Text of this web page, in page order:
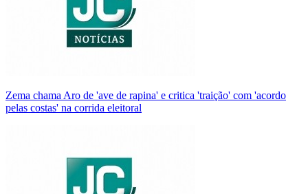
Zema chama Aro de 'ave de rapina' e critica 'traição' com 'acordo
pelas costas' na corrida eleitoral